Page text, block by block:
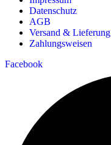
Datenschutz
AGB
Versand & Lieferung
Zahlungsweisen
Facebook